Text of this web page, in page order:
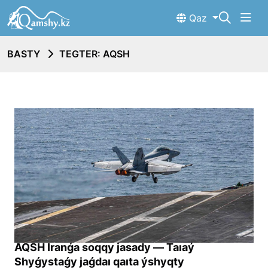
Qaz
BASTY TEGTER: AQSH
AQSH Iranǵa soqqy jasady — Taıaý
Shyǵystaǵy jaǵdaı qaıta ýshyqty